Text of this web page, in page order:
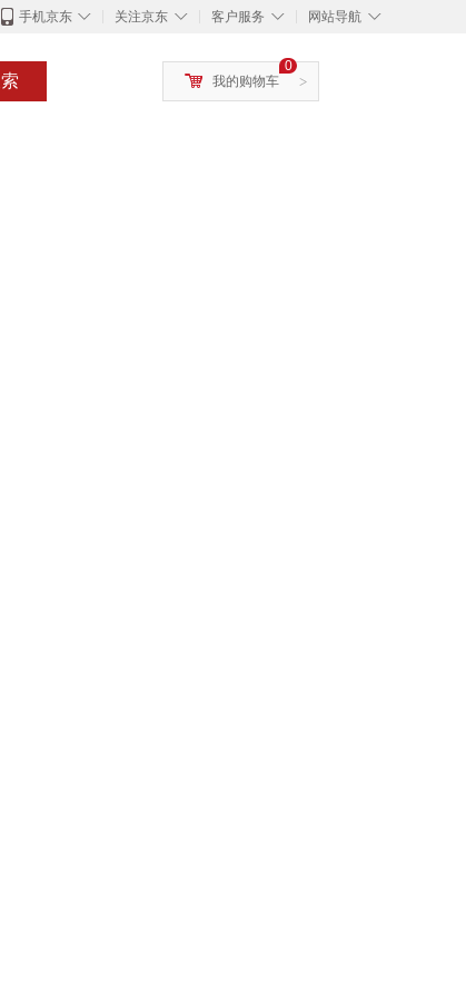
◇
手机京东 ◇
关注京东 ◇
客户服务 ◇
网站导航
>
0
我的购物车